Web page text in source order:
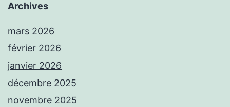
Archives
mars 2026
février 2026
janvier 2026
décembre 2025
novembre 2025